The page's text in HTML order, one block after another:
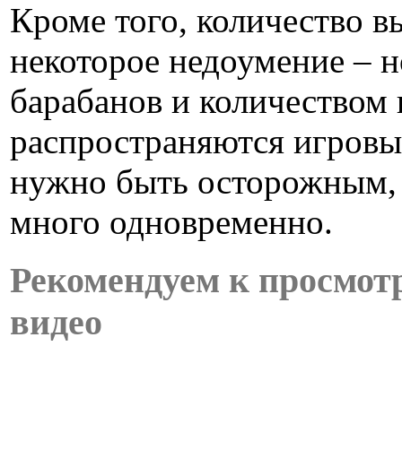
Кроме того, количество
некоторое недоумение –
барабанов и
распространяются
нужно быть осторожным,
много одновременно.
Рекомендуем к
видео